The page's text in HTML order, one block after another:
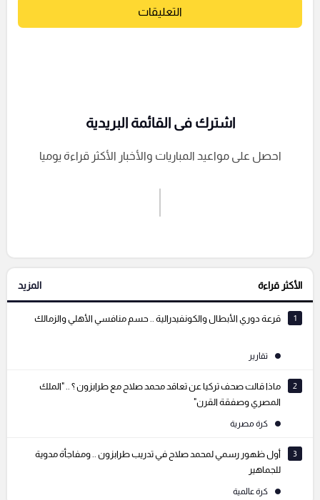
التعليقات
إرسال تعليق
التعليقات السابقة
اشترك فى القائمة البريدية
احصل على مواعيد المباريات والأخبار الأكثر قراءة يوميا
الأكثر قراءة المزيد
1 قرعة دوري الأبطال والكونفيدرالية .. حسم منافسي الأهلي والزمالك
تقارير
2
ماذا قالت صحف تركيا عن تعاقد محمد صلاح مع طرابزون ؟ .. "الملك
المصري وصفقة القرن"
كرة مصرية
3
أول ظهور رسمي لمحمد صلاح في تدريب طرابزون .. ومفاجأة مدوية
للجماهير
كرة عالمية